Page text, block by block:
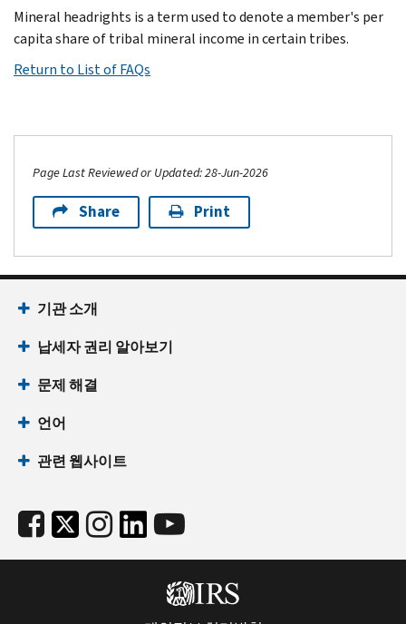
Mineral headrights is a term used to denote a member's per
capita share of tribal mineral income in certain tribes.
Return to List of FAQs
Page Last Reviewed or Updated: 28-Jun-2026
Share Print
기관 소개
납세자 권리 알아보기
문제 해결
언어
관련 웹사이트